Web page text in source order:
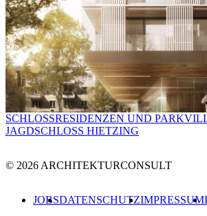
SCHLOSSRESIDENZEN UND
JAGDSCHLOSS HIETZING
© 2026 ARCHITEKTURCONSULT
JOBSDATENSCHUTZIMPRESSUM